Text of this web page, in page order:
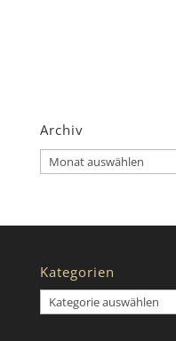
Archiv
Archiv
Kategorien
Kategorien